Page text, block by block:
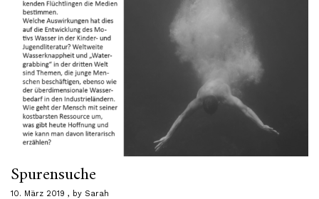
Spurensuche
10. März 2019 by Sarah